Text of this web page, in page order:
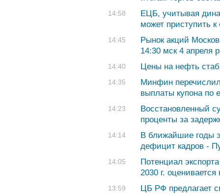
14:58
ЕЦБ, учитывая
может приступить
14:45
Рынок акций
14:30 мск 4 апреля
14:40 Цены на нефть
14:35
Минфин
выплаты купона по
14:23
Восстановленный
проценты за
14:14
В ближайшие годы
дефицит кадров -
14:05
Потенциал
2030 г.
13:59
ЦБ РФ предлагает